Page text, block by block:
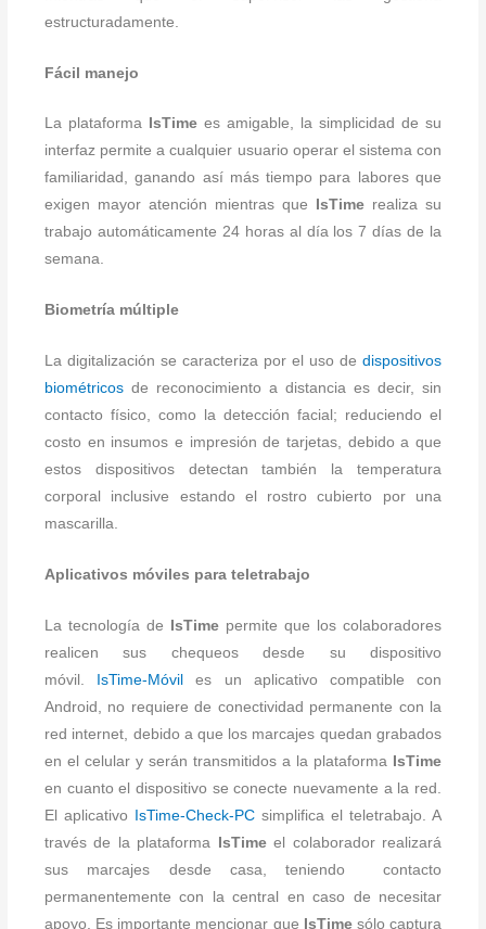
estructuradamente.
Fácil manejo
La plataforma IsTime es amigable, la simplicidad de su
interfaz permite a cualquier usuario operar el sistema con
familiaridad, ganando así más tiempo para labores que
exigen mayor atención mientras que IsTime realiza su
trabajo automáticamente 24 horas al día los 7 días de la
semana.
Biometría múltiple
La digitalización se caracteriza por el uso de dispositivos
biométricos de reconocimiento a distancia es decir, sin
contacto físico, como la detección facial; reduciendo el
costo en insumos e impresión de tarjetas, debido a que
estos dispositivos detectan también la temperatura
corporal inclusive estando el rostro cubierto por una
mascarilla.
Aplicativos móviles para teletrabajo
La tecnología de IsTime permite que los colaboradores
realicen sus chequeos desde su dispositivo
móvil.
IsTime-Móvil
es un aplicativo compatible con
Android, no requiere de conectividad permanente con la
red internet, debido a que los marcajes quedan grabados
en el celular y serán transmitidos a la plataforma
IsTime
en cuanto el dispositivo se conecte nuevamente a la red.
El aplicativo
IsTime-Check-PC simplifica el teletrabajo. A
través de la plataforma
IsTimeel colaborador realizará
sus marcajes desde casa, teniendo contacto
permanentemente con la central en caso de necesitar
apoyo. Es importante mencionar que IsTime sólo captura